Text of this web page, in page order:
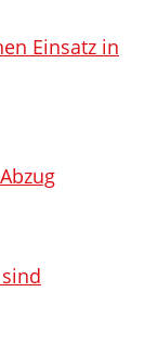
Einsatz in